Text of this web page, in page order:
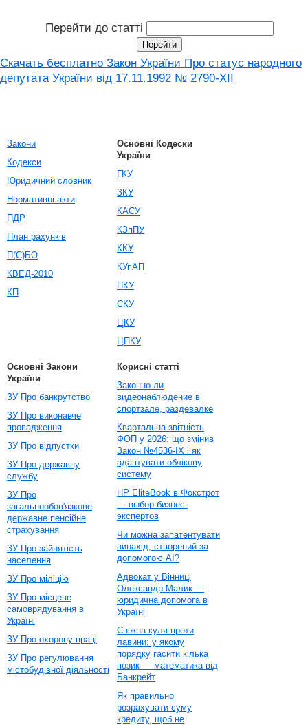
Перейти до статті
Скачать бесплатно Закон України Про статус народного
депутата України від 17.11.1992 № 2790-XII
Закони
Кодекси
Юридичний словник
Нормативні акти
ПДР
План рахунків
П(С)БО
КВЕД-2010
КП
Основні Кодески
України
ГКУ
ЗКУ
КАСУ
КЗпПУ
ККУ
КУпАП
ПКУ
СКУ
ЦКУ
ЦПКУ
Основні Закони
України
ЗУ Про банкрутство
ЗУ Про виконавче
провадження
ЗУ Про відпустки
ЗУ Про державну
службу
ЗУ Про
загальнообов'язкове
державне пенсійне
страхування
ЗУ Про зайнятість
населення
ЗУ Про міліцію
ЗУ Про місцеве
самоврядування в
Україні
ЗУ Про охорону праці
ЗУ Про регулювання
містобудівної діяльності
Корисні статті
Законно ли
видеонаблюдение в
спортзале, раздевалке
Квартальна звітність
ФОП у 2026: що змінив
Закон №4536-IX і як
адаптувати облікову
систему
HP EliteBook в Фокстрот
— выбор бизнес-
экспертов
Чи можна запатентувати
винахід, створений за
допомогою AI?
Адвокат у Вінниці
Олександр Малик —
юридична допомога в
Україні
Сніжна куля проти
лавини: у якому
порядку гасити кілька
позик — математика від
Банкрейт
Як правильно
розрахувати суму
кредиту, щоб не